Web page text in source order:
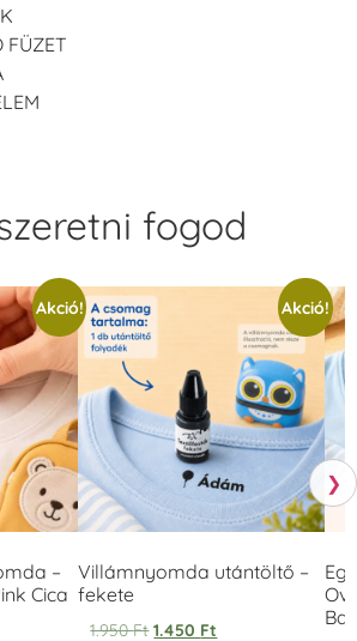
FÜZET
fogod
Akció!
–
Cica
Akció!
Villámnyomda utántöltő –
fekete
1.950Ft 1.450 Ft
❯